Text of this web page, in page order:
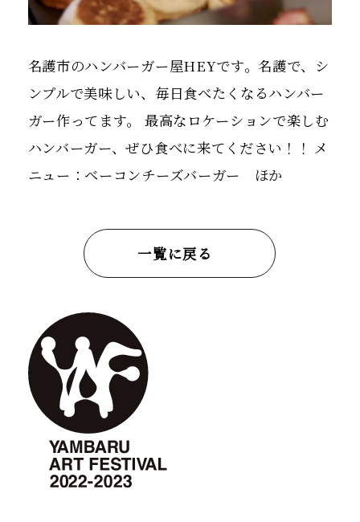
名護市のハンバーガー屋HEYです。名護で、シ
ンプルで美味しい、毎日食べたくなるハンバー
ガー作ってます。 最高なロケーションで楽しむ
ハンバーガー、ぜひ食べに来てください！！ メ
ニュー：ベーコンチーズバーガー ほか
一覧に戻る